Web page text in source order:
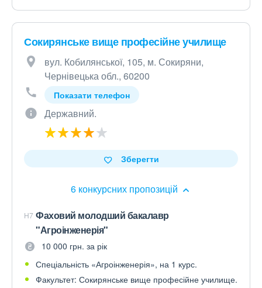
Сокирянське вище професійне училище
вул. Кобилянської, 105, м. Сокиряни,
Чернівецька обл., 60200
Показати телефон
Державний.
6 конкурсних пропозицій
Зберегти
H7 Фаховий молодший бакалавр
"Агроінженерія"
10 000 грн. за рік
Спеціальність «Агроінженерія», на 1 курс.
Факультет: Сокирянське вище професійне училище.